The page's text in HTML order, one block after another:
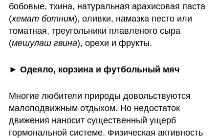
бобовые, тхина, натуральная арахисовая паста
(хемат ботним), оливки, намазка песто или
томатная, треугольники плавленого сыра
(мешулаш гвина), орехи и фрукты.
► Одеяло, корзина и футбольный мяч
Многие любители природы довольствуются
малоподвижным отдыхом. Но недостаток
движения наносит существенный ущерб
гормональной системе. Физическая активность